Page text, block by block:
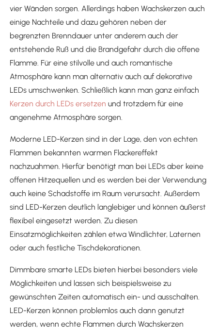
vier Wänden sorgen. Allerdings haben Wachskerzen auch
einige Nachteile und dazu gehören neben der
begrenzten Brenndauer unter anderem auch der
entstehende Ruß und die Brandgefahr durch die offene
Flamme. Für eine stilvolle und auch romantische
Atmosphäre kann man alternativ auch auf dekorative
LEDs umschwenken. Schließlich kann man ganz einfach
Kerzen durch LEDs ersetzen und trotzdem für eine
angenehme Atmosphäre sorgen.
Moderne LED-Kerzen sind in der Lage, den von echten
Flammen bekannten warmen Flackereffekt
nachzuahmen. Hierfür benötigt man bei LEDs aber keine
offenen Hitzequellen und es werden bei der Verwendung
auch keine Schadstoffe im Raum verursacht. Außerdem
sind LED-Kerzen deutlich langlebiger und können äußerst
flexibel eingesetzt werden. Zu diesen
Einsatzmöglichkeiten zählen etwa Windlichter, Laternen
oder auch festliche Tischdekorationen.
Dimmbare smarte LEDs bieten hierbei besonders viele
Möglichkeiten und lassen sich beispielsweise zu
gewünschten Zeiten automatisch ein- und ausschalten.
LED-Kerzen können problemlos auch dann genutzt
werden, wenn echte Flammen durch Wachskerzen